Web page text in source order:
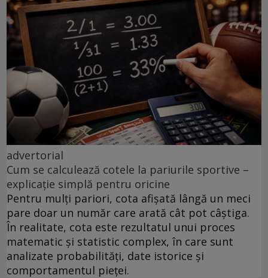
advertorial
Cum se calculează cotele la pariurile sportive –
explicație simplă pentru oricine
Pentru mulți pariori, cota afișată lângă un meci
pare doar un număr care arată cât pot câștiga.
În realitate, cota este rezultatul unui proces
matematic și statistic complex, în care sunt
analizate probabilități, date istorice și
comportamentul pieței.